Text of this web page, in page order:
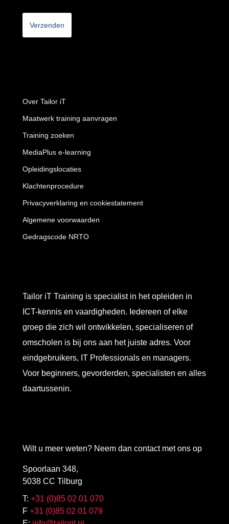
Wilt u meer weten? Neem dan contact met ons op
Spoorlaan 348,
5038 CC Tilburg
T: +31 (0)85 02 01 070
F +31 (0)85 02 01 079
Tailor iT Training is specialist in het opleiden in
ICT-kennis en vaardigheden. Iedereen of elke
groep die zich wil ontwikkelen, specialiseren of
omscholen is bij ons aan het juiste adres. Voor
eindgebruikers, IT Professionals en managers.
Voor beginners, gevorderden, specialisten en alles
daartussenin.
Over Tailor iT
Maatwerk training aanvragen
Training zoeken
MediaPlus e-learning
Opleidingslocaties
Klachtenprocedure
Privacyverklaring en cookiestatement
Algemene voorwaarden
Gedragscode NRTO